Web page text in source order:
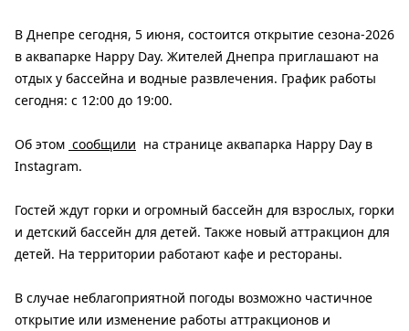
В Днепре сегодня, 5 июня, состоится открытие сезона-2026
в аквапарке Happy Day. Жителей Днепра приглашают на
отдых у бассейна и водные развлечения. График работы
сегодня: с 12:00 до 19:00.
Об этом сообщили на странице аквапарка Happy Day в
Instagram.
Гостей ждут горки и огромный бассейн для взрослых, горки
и детский бассейн для детей. Также новый аттракцион для
детей. На территории работают кафе и рестораны.
В случае неблагоприятной погоды возможно частичное
открытие или изменение работы аттракционов и